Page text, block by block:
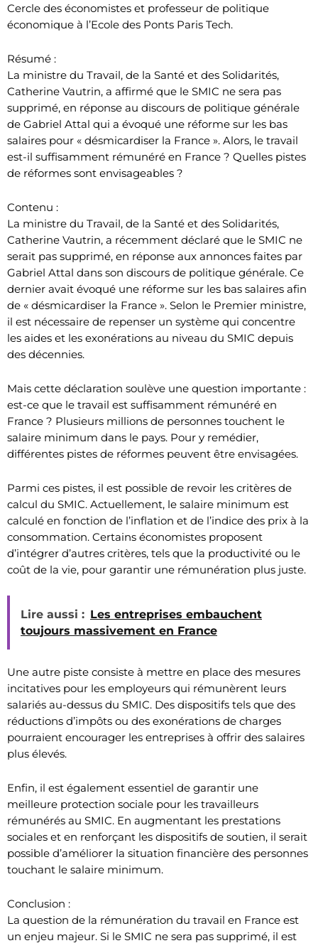
Cercle des économistes et professeur de politique
économique à l’Ecole des Ponts Paris Tech.
Résumé :
La ministre du Travail, de la Santé et des Solidarités,
Catherine Vautrin, a affirmé que le SMIC ne sera pas
supprimé, en réponse au discours de politique générale
de Gabriel Attal qui a évoqué une réforme sur les bas
salaires pour « désmicardiser la France ». Alors, le travail
est-il suffisamment rémunéré en France ? Quelles pistes
de réformes sont envisageables ?
Contenu :
La ministre du Travail, de la Santé et des Solidarités,
Catherine Vautrin, a récemment déclaré que le SMIC ne
serait pas supprimé, en réponse aux annonces faites par
Gabriel Attal dans son discours de politique générale. Ce
dernier avait évoqué une réforme sur les bas salaires afin
de « désmicardiser la France ». Selon le Premier ministre,
il est nécessaire de repenser un système qui concentre
les aides et les exonérations au niveau du SMIC depuis
des décennies.
Mais cette déclaration soulève une question importante :
est-ce que le travail est suffisamment rémunéré en
France ? Plusieurs millions de personnes touchent le
salaire minimum dans le pays. Pour y remédier,
différentes pistes de réformes peuvent être envisagées.
Parmi ces pistes, il est possible de revoir les critères de
calcul du SMIC. Actuellement, le salaire minimum est
calculé en fonction de l’inflation et de l’indice des prix à la
consommation. Certains économistes proposent
d’intégrer d’autres critères, tels que la productivité ou le
coût de la vie, pour garantir une rémunération plus juste.
Lire aussi : Les entreprises embauchent
toujours massivement en France
Une autre piste consiste à mettre en place des mesures
incitatives pour les employeurs qui rémunèrent leurs
salariés au-dessus du SMIC. Des dispositifs tels que des
réductions d’impôts ou des exonérations de charges
pourraient encourager les entreprises à offrir des salaires
plus élevés.
Enfin, il est également essentiel de garantir une
meilleure protection sociale pour les travailleurs
rémunérés au SMIC. En augmentant les prestations
sociales et en renforçant les dispositifs de soutien, il serait
possible d’améliorer la situation financière des personnes
touchant le salaire minimum.
Conclusion :
La question de la rémunération du travail en France est
un enjeu majeur. Si le SMIC ne sera pas supprimé, il est